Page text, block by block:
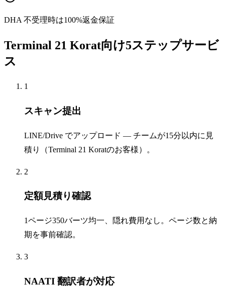
DHA 不受理時は100%返金保証
Terminal 21 Korat向け5ステップサービ
ス
1
スキャン提出
LINE/Drive でアップロード — チームが15分以内に見
積り（Terminal 21 Koratのお客様）。
2
定額見積り確認
1ページ350バーツ均一、隠れ費用なし。ページ数と納
期を事前確認。
3
NAATI 翻訳者が対応